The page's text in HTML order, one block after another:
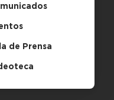
de Prensa